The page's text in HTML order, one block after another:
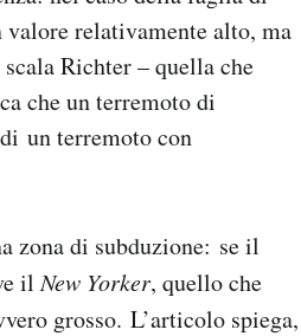
valore relativamente alto, ma
Richter – quella che
che un terremoto di
un terremoto con
zona di subduzione: se il
ilNew Yorker, quello che
grosso. L’articolo spiega,